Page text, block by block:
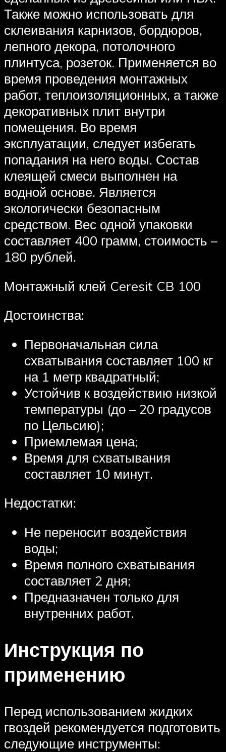
Также можно использовать для
склеивания карнизов, бордюров,
лепного декора, потолочного
плинтуса, розеток. Применяется во
время проведения монтажных
работ, теплоизоляционных, а также
декоративных плит внутри
помещения. Во время
эксплуатации, следует избегать
попадания на него воды. Состав
клеящей смеси выполнен на
водной основе. Является
экологически безопасным
средством. Вес одной упаковки
составляет 400 грамм, стоимость –
180 рублей.
Монтажный клей Ceresit CB 100
Достоинства:
Первоначальная сила
схватывания составляет 100 кг
на 1 метр квадратный;
Устойчив к воздействию низкой
температуры (до – 20 градусов
по Цельсию);
Приемлемая цена;
Время для схватывания
составляет 10 минут.
Недостатки:
Не переносит воздействия
воды;
Время полного схватывания
составляет 2 дня;
Предназначен только для
внутренних работ.
Инструкция по
применению
Перед использованием жидких
гвоздей рекомендуется подготовить
следующие инструменты: